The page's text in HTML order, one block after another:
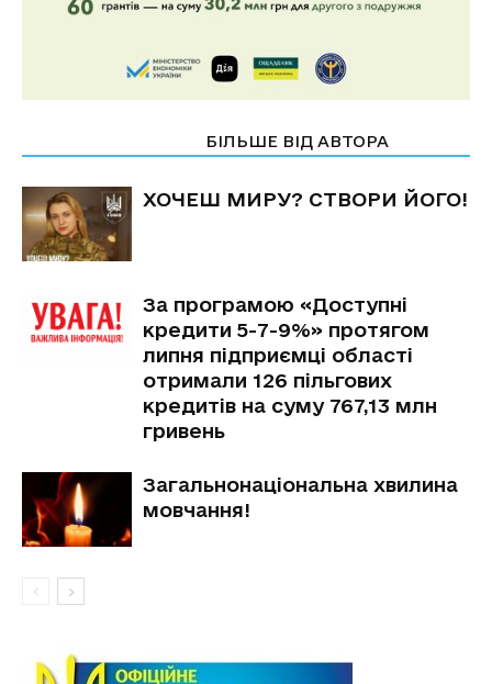
БІЛЬШЕ ВІД АВТОРА
ХОЧЕШ МИРУ? СТВОРИ ЙОГО!
За програмою «Доступні
кредити 5-7-9%» протягом
липня підприємці області
отримали 126 пільгових
кредитів на суму 767,13 млн
гривень
Загальнонаціональна хвилина
мовчання!